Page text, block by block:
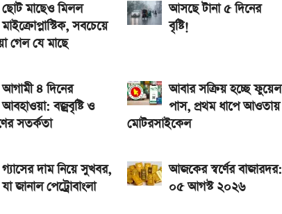
ছোট মাছেও মিলল
মাইক্রোপ্লাস্টিক, সবচেয়ে
গেল যে মাছে
আসছে টানা ৫ দিনের
বৃষ্টি!
আগামী ৪ দিনের
আবহাওয়া: বজ্রবৃষ্টি ও
সতর্কতা
আবার সক্রিয় হচ্ছে ফুয়েল
পাস, প্রথম ধাপে আওতায়
মোটরসাইকেল
গ্যাসের দাম নিয়ে সুখবর,
যা জানাল পেট্রোবাংলা
আজকের স্বর্ণের বাজারদর:
০৫ আগস্ট ২০২৬